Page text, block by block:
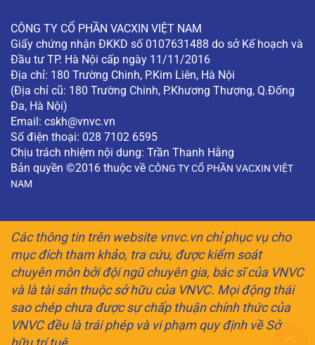
CÔNG TY CỔ PHẦN VACXIN VIỆT NAM
Giấy chứng nhận ĐKKD số 0107631488 do sở Kế hoạch và
Đầu tư TP. Hà Nội cấp ngày 11/11/2016
Địa chỉ: 180 Trường Chinh, P.Kim Liên, Hà Nội
(Địa chỉ cũ: 180 Trường Chinh, P.Khương Thượng, Q.Đống
Đa, Hà Nội)
Email: cskh@vnvc.vn
Số điện thoại: 028 7102 6595
Chịu trách nhiệm nội dung: Trần Thanh Hằng
Bản quyền ©2016 thuộc về CÔNG TY CỔ PHẦN VACXIN VIỆT
NAM
Các thông tin trên website vnvc.vn chỉ phục vụ cho
mục đích tham khảo, tra cứu, được kiểm soát
chuyên môn bởi đội ngũ chuyên gia, bác sĩ của VNVC
và là tài sản thuộc sở hữu của VNVC. Mọi động thái
sao chép chưa được sự chấp thuận chính thức của
VNVC đều là trái phép và vi phạm quy định về Sở